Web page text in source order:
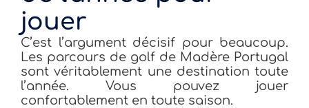
jouer
C’est l’argument décisif pour beaucoup.
Les parcours de golf de Madère Portugal
sont véritablement une destination toute
l’année. Vous pouvez jouer
confortablement en toute saison.